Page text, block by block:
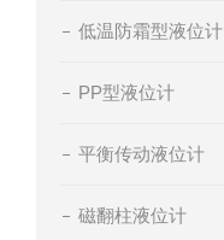
低温防霜型液位计
PP型液位计
平衡传动液位计
磁翻柱液位计